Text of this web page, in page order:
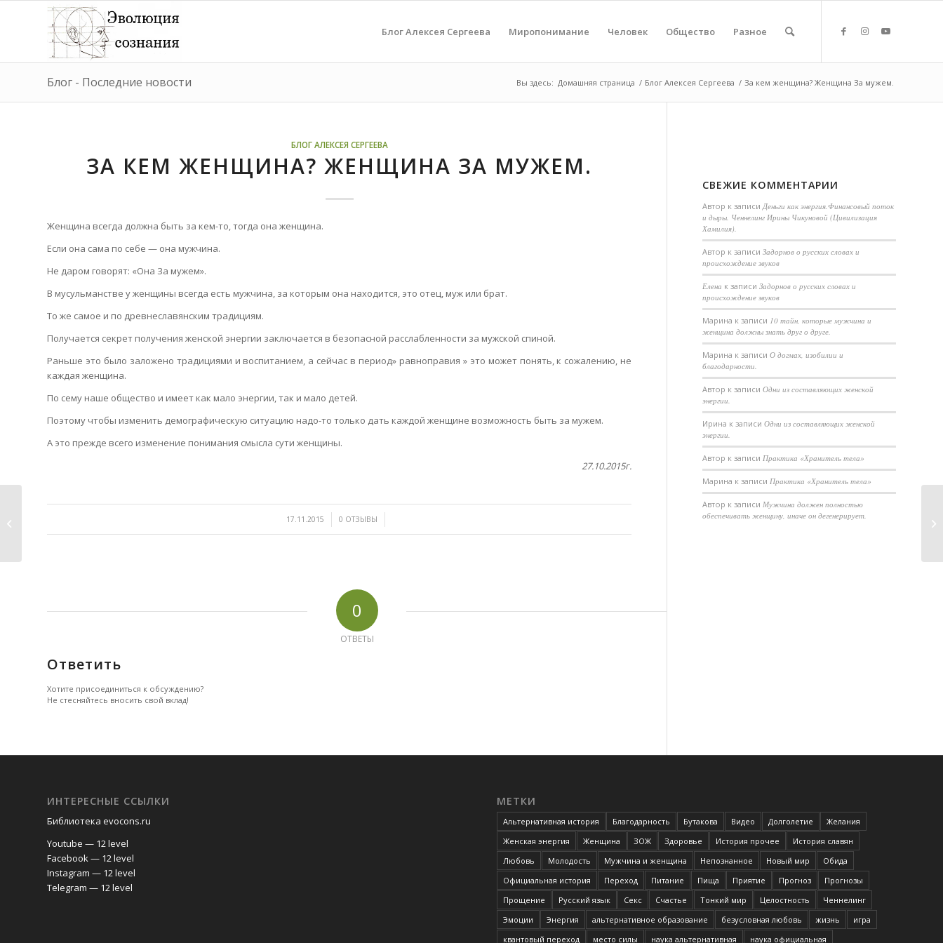
Блог Алексея Сергеева Миропонимание Человек Общество Разное
Блог - Последние новости Вы здесь: Домашняя страница / Блог Алексея Сергеева / За кем женщина? Женщина За мужем.
БЛОГ АЛЕКСЕЯ СЕРГЕЕВА
ЗА КЕМ ЖЕНЩИНА? ЖЕНЩИНА ЗА МУЖЕМ.
Женщина всегда должна быть за кем-то, тогда она женщина.
Если она сама по себе — она мужчина.
Не даром говорят: «Она За мужем».
В мусульманстве у женщины всегда есть мужчина, за которым она находится, это отец, муж или брат.
То же самое и по древнеславянским традициям.
Получается секрет получения женской энергии заключается в безопасной расслабленности за мужской спиной.
Раньше это было заложено традициями и воспитанием, а сейчас в период» равноправия » это может понять, к сожалению, не
каждая женщина.
По сему наше общество и имеет как мало энергии, так и мало детей.
Поэтому чтобы изменить демографическую ситуацию надо-то только дать каждой женщине возможность быть за мужем.
А это прежде всего изменение понимания смысла сути женщины.
27.10.2015г.
17.11.2015
/ 0 ОТЗЫВЫ
/
0
ОТВЕТЫ
Ответить
Хотите присоединиться к обсуждению?
Не стесняйтесь вносить свой вклад!
СВЕЖИЕ КОММЕНТАРИИ
Автор к записиДеньги как энергия.Финансовый поток
и дыры. Ченнелинг Ирины Чикуновой (Цивилизация
Хамилия).
Aвтор к записиЗадорнов о русских словах и
происхождение звуков
Елена к записиЗадорнов о русских словах и
происхождение звуков
Марина к записи 10 тайн, которые мужчина и
женщина должны знать друг о друге.
Марина к записиО догмах, изобилии и
благодарности.
Автор к записиОдни из составляющих женской
энергии.
Ирина к записиОдни из составляющих женской
энергии.
Автор к записиПрактика «Хранитель тела»
Марина к записиПрактика «Хранитель тела»
Автор к записиМужчина должен полностью
обеспечивать женщину, иначе он дегенерирует.
ИНТЕРЕСНЫЕ ССЫЛКИ
Библиотека evocons.ru
Youtube — 12 level
Facebook — 12 level
Instagram — 12 level
Telegram — 12 level
МЕТКИ
Альтернативная история Благодарность Бутакова Видео Долголетие
Желания
Женская энергия
Женщина ЗОЖ Здоровье История прочее
История славян
Любовь
Молодость Мужчина и женщина Непознанное Новый мир
Обида
Официальная история
Переход Питание Пища Приятие Прогноз
Прогнозы
Прощение
Русский язык Секс Счастье Тонкий мир Целостность
Ченнелинг
Эмоции
Энергия альтернативное образование безусловная любовь жизнь
игра
квантовый переход
место силы наука альтернативная наука официальная